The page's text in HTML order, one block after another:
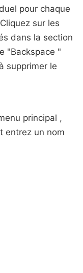
pour chaque
sur les
dans la section
"Backspace "
supprimer le
principal ,
entrez un nom